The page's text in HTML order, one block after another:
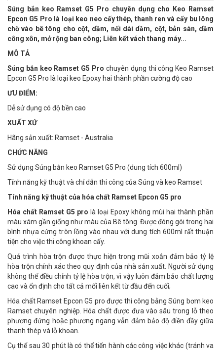
Súng bắn keo Ramset G5 Pro chuyên dụng cho Keo Ramset
Epcon G5 Pro là loại keo neo cấy thép, thanh ren và cấy bu lông
chờ vào bê tông cho cột, dầm, nối dài dầm, cột, bản sàn, dầm
công xôn, mở rộng ban công; Liên kết vách thang máy...
MÔ TẢ
Súng bắn keo Ramset G5 Pro chuyên dụng thi công Keo Ramset
Epcon G5 Pro là loại keo Epoxy hai thành phần cường độ cao
ƯU ĐIỂM:
Dễ sử dụng có độ bền cao
XUẤT XỨ
Hãng sản xuất: Ramset - Australia
CHỨC NĂNG
Sử dụng Súng bắn keo Ramset G5 Pro (dung tích 600ml)
Tính năng kỹ thuật và chỉ dẫn thi công của Súng và keo Ramset
Tính năng kỹ thuật của hóa chất Ramset Epcon G5 pro
Hóa chất Ramset G5 pro là loại Epoxy không mùi hai thành phần
màu xám gần giống như màu của Bê tông. Được đóng gói trong hai
bình nhựa cứng tròn lồng vào nhau với dung tích 600ml rất thuận
tiện cho việc thi công khoan cấy.
Quá trình hòa trộn được thực hiện trong mũi xoắn đảm bảo tỷ lệ
hòa trộn chính xác theo quy định của nhà sản xuất. Người sử dụng
không thể điều chỉnh tỷ lệ hòa trộn, vì vậy luôn đảm bảo chất lượng
cao và ổn định cho tất cả mối liên kết từ đầu đến cuối;
Hóa chất Ramset Epcon G5 pro được thi công bằng Súng bơm keo
Ramset chuyên nghiệp. Hóa chất được đưa vào sâu trong lỗ theo
phương đứng hoặc phương ngang vẫn đảm bảo độ điền đầy giữa
thanh thép và lỗ khoan.
Cụ thể sau 30 phút là có thể tiến hành các công việc khác (tránh va